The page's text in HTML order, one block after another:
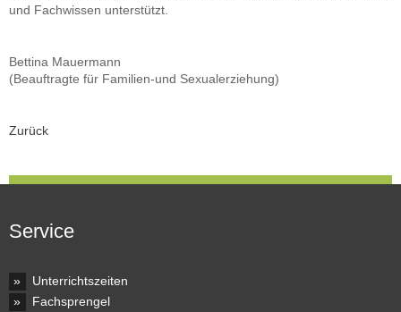
und Fachwissen unterstützt.
Bettina Mauermann
(Beauftragte für Familien-und Sexualerziehung)
Zurück
Service
Unterrichtszeiten
Fachsprengel